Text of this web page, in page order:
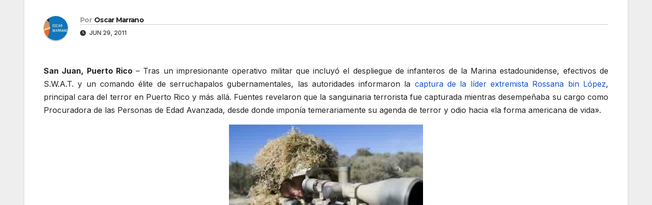
Por Oscar Marrano
JUN 29, 2011
San Juan, Puerto Rico– Tras un impresionante operativo militar que incluyó el despliegue de infanteros de la Marina estadounidense, efectivos de
S.W.A.T. y un comando élite de serruchapalos gubernamentales, las autoridades informaron la captura de la líder extremista Rossana bin López,
principal cara del terror en Puerto Rico y más allá. Fuentes revelaron que la sanguinaria terrorista fue capturada mientras desempeñaba su cargo como
Procuradora de las Personas de Edad Avanzada, desde donde imponía temerariamente su agenda de terror y odio hacia «la forma americana de vida».